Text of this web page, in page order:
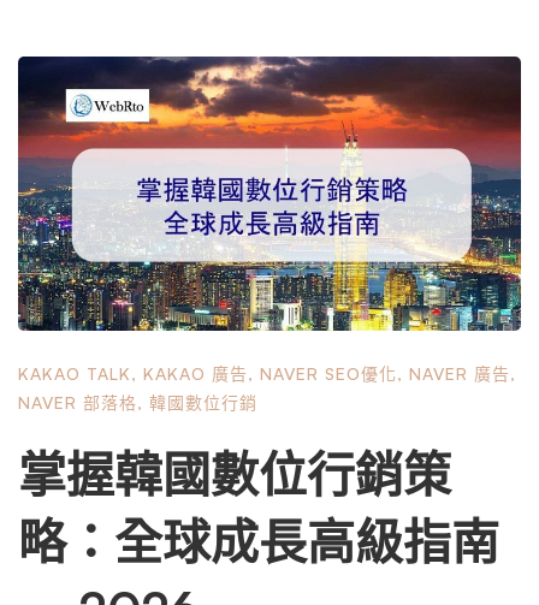
此外，企業帳戶可以連結到公司的網站或電子商務平台，讓
客戶可以輕鬆找到和購買產品或服務。 也許企業帳戶最顯
著的功能是建立和管理客戶群組的能力。這使得企業可以向
特定的客戶群發送有針對性的訊息，這對於推廣新產品或服
務或提供客戶支援非常有用。 該應用程式為公司提供了一
種方便且經濟實惠的方式來接觸大量潛在客戶。憑藉如此多
的功能，KakaoTalk 成為韓國尋求即時通訊服務的企業的熱
門選擇也就不足為奇了。您可以有把握地說，它是企業的關
鍵行銷工具。 如何註冊 KakaoTalk 企業帳號？ 註冊 KakaoT
用程式完成。為了註冊 KakaoTalk 企業帳戶，企業只需下載
該應用程式並建立帳戶。建立帳戶後，企業將被要求驗證其
始使用該應用程式來聯繫客戶並與之互動。 第 1 步：註冊
可從 App Store 或 Google Play 免費下載。下載應用程式
後，將其打開並點擊螢幕上的「註冊」按鈕。如果您使用的
KAKAO TALK, KAKAO 廣告, NAVER SEO優化, NAVER 廣告,
NAVER 部落格, 韓國數位行銷
掌握韓國數位行銷策
略：全球成長高級指南